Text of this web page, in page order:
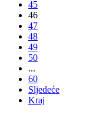
45
46
47
48
49
50
...
60
Sljedeće
Kraj